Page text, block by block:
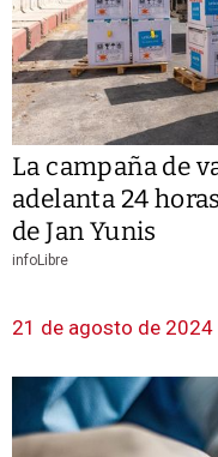
La campaña de
adelanta 24
de Jan Yunis
infoLibre
21 de agosto de 2024